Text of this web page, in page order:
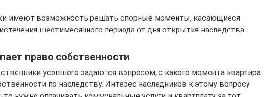
имеют возможность решать спорные моменты, касающиеся
шестимесячного периода от дня открытия наследства.
право собственности
усопшего задаются вопросом, с какого момента квартира
по наследству. Интерес наследников к этому вопросу